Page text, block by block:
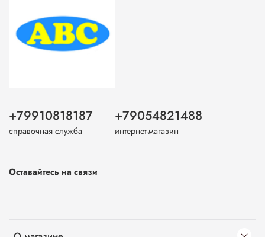
+79910818187
справочная служба
+79054821488
интернет-магазин
Оставайтесь на связи